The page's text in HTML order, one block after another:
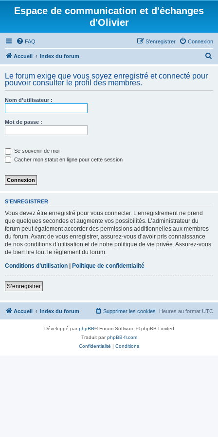
Espace de communication et d'échanges
d'Olivier
FAQ Connexion
S’enregistrer
Accueil Index du forum
h
Le forum exige que vous soyez enregistré et connecté pour
pouvoir consulter le profil des membres.
Nom d’utilisateur :
Mot de passe :
Se souvenir de moi
Cacher mon statut en ligne pour cette session
S’ENREGISTRER
Vous devez être enregistré pour vous connecter. L’enregistrement ne prend
que quelques secondes et augmente vos possibilités. L’administrateur du
forum peut également accorder des permissions additionnelles aux membres
du forum. Avant de vous enregistrer, assurez-vous d’avoir pris connaissance
de nos conditions d’utilisation et de notre politique de vie privée. Assurez-vous
de bien lire tout le règlement du forum.
Conditions d’utilisation | Politique de confidentialité
S’enregistrer
Accueil Index du forum Heures au format UTC
Supprimer les cookies
Développé parphpBB® Forum Software © phpBB Limited
Traduit parphpBB-fr.com
Confidentialité | Conditions